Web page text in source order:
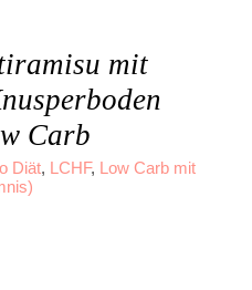
mit
Carb
Diät, LCHF, Low Carb mit